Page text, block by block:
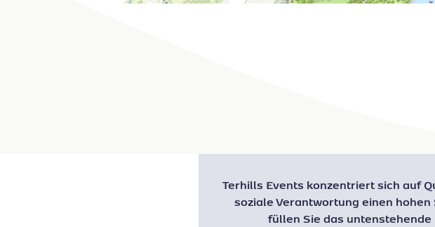
Terhills Events konzentriert sich auf
soziale Verantwortung einen
füllen Sie das